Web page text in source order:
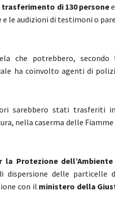
trasferimento di 130 persone
e le audizioni di testimoni o
che potrebbero,
ha coinvolto agenti di
sarebbero stati trasferiti
nella caserma delle Fiamme
la Protezione
delle particelle
con il ministero della